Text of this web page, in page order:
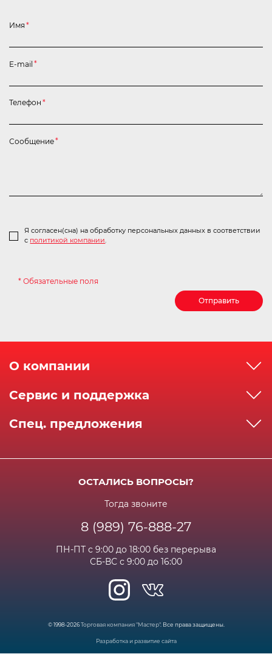
Имя *
E-mail *
Я согласен(сна) на обработку персональных данных в соответствии
с политикой компании.
Телефон *
Сообщение*
* Обязательные поля
Отправить
О компании
Сервисный центр
Сервис и поддержка
Доставка
Возрат и гарантия
Спец. предложения
Часто задаваемые вопросы
ОСТАЛИСЬ ВОПРОСЫ?
Тогда звоните
8 (989) 76-888-27
ПН-ПТ с 9:00 до 18:00 без перерыва
СБ-ВС с 9:00 до 16:00
© 1998-2026Торговая компания "Мастер". Все права защищены.
Разработка и развитие сайта